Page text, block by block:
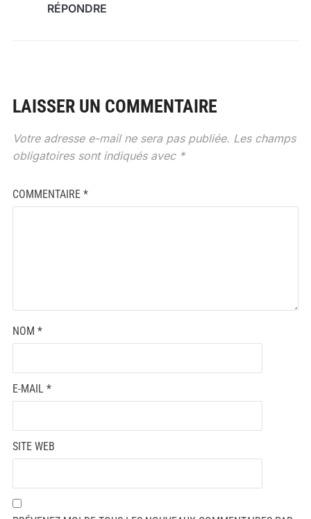
RÉPONDRE
LAISSER UN COMMENTAIRE
Votre adresse e-mail ne sera pas publiée. Les champs
obligatoires sont indiqués avec *
COMMENTAIRE *
NOM *
E-MAIL *
SITE WEB